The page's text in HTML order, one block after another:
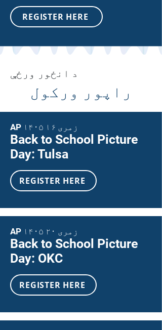
REGISTER HERE
د انځور ورځې
راپور ورکول
AP ۱۴۰۵ زمری ۱۶
Back to School Picture
Day: Tulsa
REGISTER HERE
AP ۱۴۰۵ زمری ۲۰
Back to School Picture
Day: OKC
REGISTER HERE